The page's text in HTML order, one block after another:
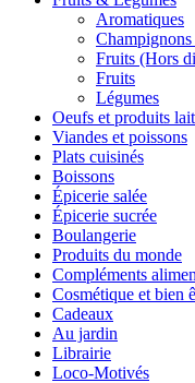
Aromatiques
Champignons
Fruits (Hors
Fruits
Légumes
Oeufs et produits
Viandes et poissons
Plats cuisinés
Boissons
Épicerie salée
Épicerie sucrée
Boulangerie
Produits du monde
Compléments
Cosmétique et bien
Cadeaux
Au jardin
Librairie
Loco-Motivés